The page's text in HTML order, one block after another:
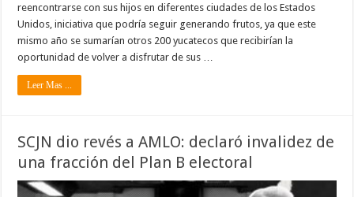
reencontrarse con sus hijos en diferentes ciudades de los Estados
Unidos, iniciativa que podría seguir generando frutos, ya que este
mismo año se sumarían otros 200 yucatecos que recibirían la
oportunidad de volver a disfrutar de sus …
Leer Mas ...
SCJN dio revés a AMLO: declaró invalidez de
una fracción del Plan B electoral